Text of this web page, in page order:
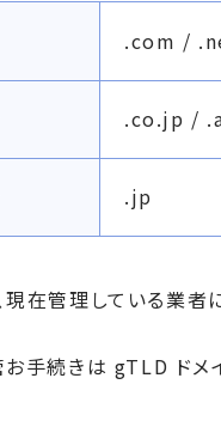
.com /
.co.jp /
.jp
現在管理している業者
お手続きは gTLD ド